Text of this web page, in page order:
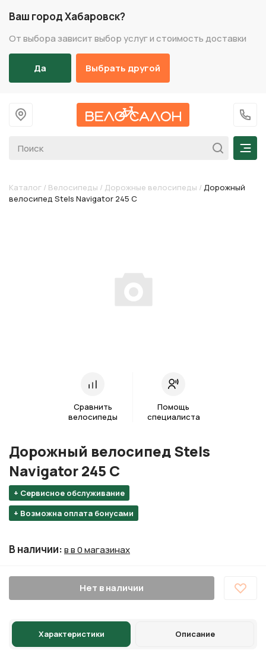
Ваш город Хабаровск?
От выбора зависит выбор услуг и стоимость доставки
Да Выбрать другой
На главную
+7
Каталог / Велосипеды / Дорожные велосипеды / Дорожный
велосипед Stels Navigator 245 С
Сравнить
велосипеды
Помощь
специалиста
+ Сервисное обслуживание
+ Возможна оплата бонусами
Дорожный велосипед Stels
Navigator 245 С
В наличии:в в 0 магазинах
Нет в наличии
Характеристики Описание